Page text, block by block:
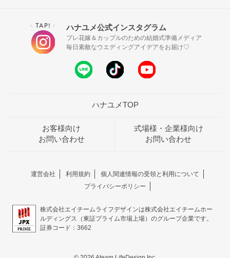
＼ TAP! ／ ハナユメ公式インスタグラム
プレ花嫁＆カップルのための結婚式準備メディア
毎日素敵なウエディングアイデアをお届け♡
ハナユメTOP
お客様向け
お問い合わせ
式場様・企業様向け
お問い合わせ
運営会社 利用規約
個人関連情報の受領と利用について
プライバシーポリシー
株式会社エイチームライフデザインは株式会社エイチームホー
ルディングス（東証プライム市場上場）のグループ企業です。
証券コード：3662